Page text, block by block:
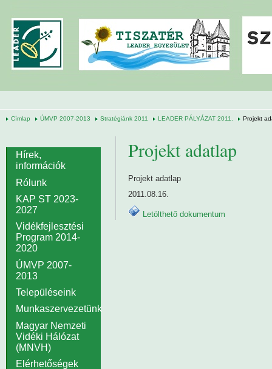
Címlap ÚMVP 2007-2013 Stratégiánk 2011 LEADER PÁLYÁZAT 2011. Projekt
Projekt adatlap
Projekt adatlap
2011.08.16.
Letölthető dokumentum
Hírek,
információk
Rólunk
KAP ST 2023-
2027
Vidékfejlesztési
Program 2014-
2020
ÚMVP 2007-
2013
Településeink
Munkaszervezetünk
Magyar Nemzeti
Vidéki Hálózat
(MNVH)
Elérhetőségek